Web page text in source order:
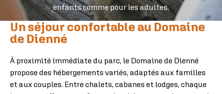
enfants comme pour les adultes.
Un séjour confortable au Domaine
de Dienné
À proximité immédiate du parc, le Domaine de Dienné
propose des hébergements variés, adaptés aux familles
et aux couples. Entre chalets, cabanes et lodges, chaque